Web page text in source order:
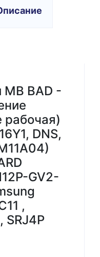
MB BAD -
DNS,
GV2-
,
SRJ4P